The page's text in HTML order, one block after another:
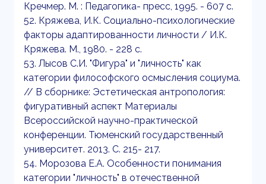
Кречмер. М. : Педагогика- пресс, 1995. - 607 с.
52. Кряжева, И.К. Социально-психологические
факторы адаптированности личности / И.К.
Кряжева. М., 1980. - 228 с.
53. Лысов С.И. "Фигура" и "личность" как
категории философского осмысления социума.
// В сборнике: Эстетическая антропология:
фигуративный аспект Материалы
Всероссийской научно-практической
конференции. Тюменский государственный
университет. 2013. С. 215- 217.
54. Морозова Е.А. Особенности понимания
категории "личность" в отечественной